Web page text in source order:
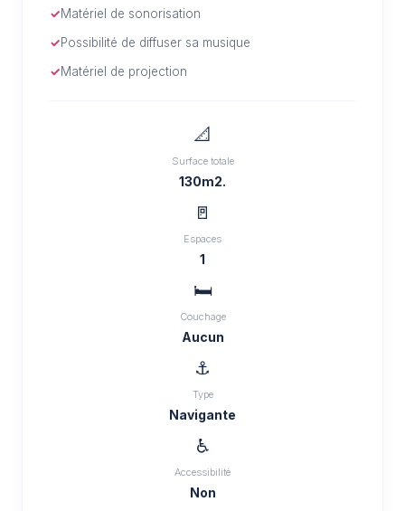
Matériel de sonorisation
Possibilité de diffuser sa musique
Matériel de projection
📐
Surface totale
130m2.
🚪
Espaces
1
🛏️
Couchage
Aucun
⚓
Type
Navigante
♿
Accessibilité
Non